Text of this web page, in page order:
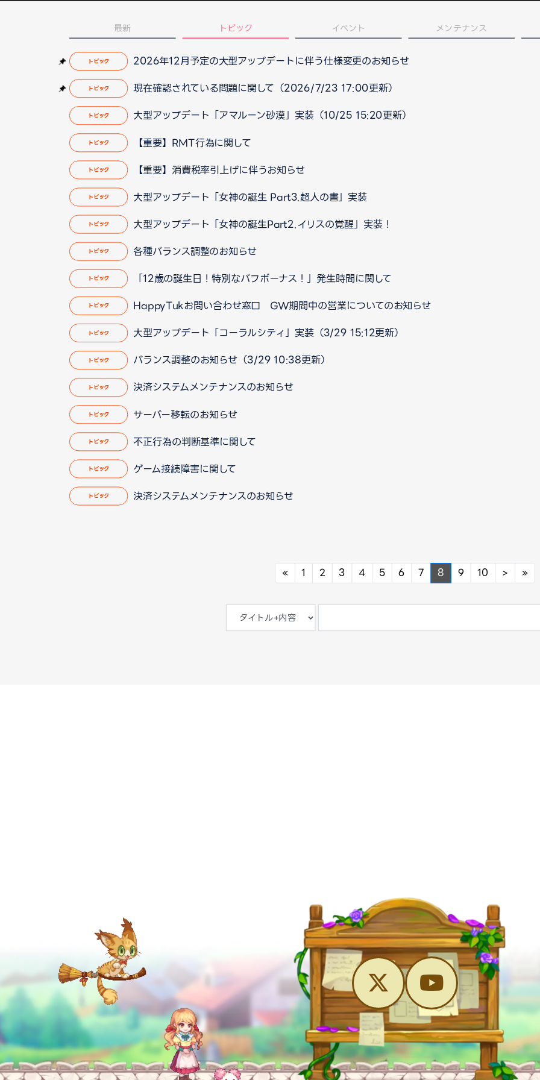
最新 トピック イベント メンテナンス
トピック 2026年12月予定の大型アップデートに伴う仕様変更のお知らせ
トピック 現在確認されている問題に関して（2026/7/23 17:00更新）
トピック 大型アップデート「アマルーン砂漠」実装（10/25 15:20更新）
トピック 【重要】RMT行為に関して
トピック 【重要】消費税率引上げに伴うお知らせ
トピック 大型アップデート「女神の誕生 Part3.超人の書」実装
トピック 大型アップデート「女神の誕生Part2.イリスの覚醒」実装！
トピック 各種バランス調整のお知らせ
トピック 「12歳の誕生日！特別なバフボーナス！」発生時間に関して
トピック HappyTukお問い合わせ窓口 GW期間中の営業についてのお知らせ
トピック 大型アップデート「コーラルシティ」実装（3/29 15:12更新）
トピック バランス調整のお知らせ（3/29 10:38更新）
トピック 決済システムメンテナンスのお知らせ
トピック サーバー移転のお知らせ
トピック 不正行為の判断基準に関して
トピック ゲーム接続障害に関して
トピック 決済システムメンテナンスのお知らせ
« Previous
1 2 3 4 5 6 7 8 9 10 > Next
»